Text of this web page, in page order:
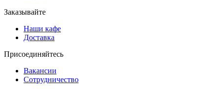
Заказывайте
Наши кафе
Доставка
Присоединяйтесь
Вакансии
Сотрудничество